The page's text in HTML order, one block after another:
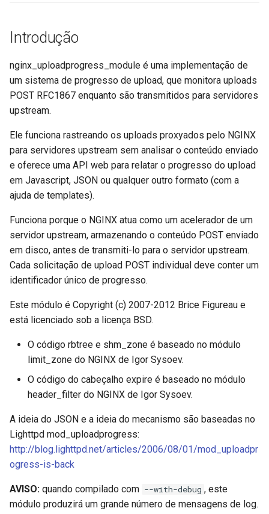
$is_wearable
$os_family
$os_version
GitHub
dns-server
dns
etcd
feishu-auth
fileinfo
global-throttle
healthcheck
hmac
http2
httpipe
hyperscan
ini
Introdução
nginx_uploadprogress_module é uma implementação de
um sistema de progresso de upload, que monitora uploads
POST RFC1867 enquanto são transmitidos para servidores
upstream.
Ele funciona rastreando os uploads proxyados pelo NGINX
para servidores upstream sem analisar o conteúdo enviado
e oferece uma API web para relatar o progresso do upload
em Javascript, JSON ou qualquer outro formato (com a
ajuda de templates).
Funciona porque o NGINX atua como um acelerador de um
servidor upstream, armazenando o conteúdo POST enviado
em disco, antes de transmiti-lo para o servidor upstream.
Cada solicitação de upload POST individual deve conter um
identificador único de progresso.
Este módulo é Copyright (c) 2007-2012 Brice Figureau e
está licenciado sob a licença BSD.
O código rbtree e shm_zone é baseado no módulo
limit_zone do NGINX de Igor Sysoev.
O código do cabeçalho expire é baseado no módulo
header_filter do NGINX de Igor Sysoev.
A ideia do JSON e a ideia do mecanismo são baseadas no
Lighttpd mod_uploadprogress:
http://blog.lighttpd.net/articles/2006/08/01/mod_uploadpr
ogress-is-back
AVISO: quando compilado com --with-debug , este
módulo produzirá um grande número de mensagens de log.